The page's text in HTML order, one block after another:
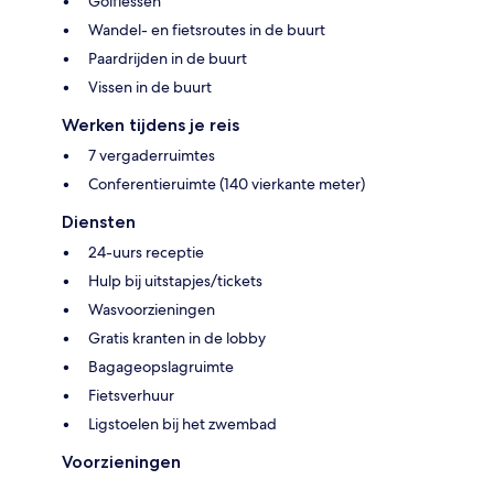
Wandel- en fietsroutes in de buurt
Paardrijden in de buurt
Vissen in de buurt
Werken tijdens je reis
7 vergaderruimtes
Conferentieruimte (140 vierkante meter)
Diensten
24-uurs receptie
Hulp bij uitstapjes/tickets
Wasvoorzieningen
Gratis kranten in de lobby
Bagageopslagruimte
Fietsverhuur
Ligstoelen bij het zwembad
Voorzieningen